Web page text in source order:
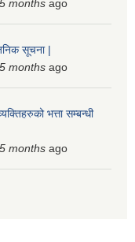
months ago
सूचना |
months ago
भत्ता सम्बन्धी
months ago